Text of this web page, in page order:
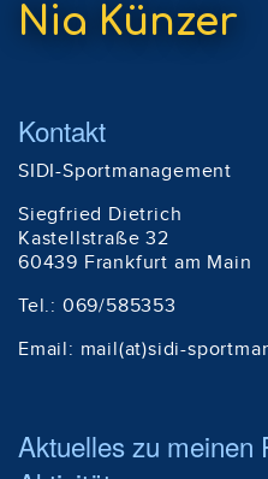
Nia Künzer
Kontakt
SIDI-Sportmanagement
Siegfried Dietrich
Kastellstraße 32
60439 Frankfurt am Main
Tel.: 069/585353
Email: mail(at)sidi-
Aktuelles zu meinen